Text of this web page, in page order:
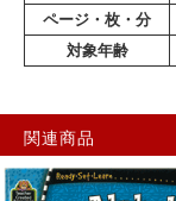
ページ・枚・分
対象年齢
関連商品